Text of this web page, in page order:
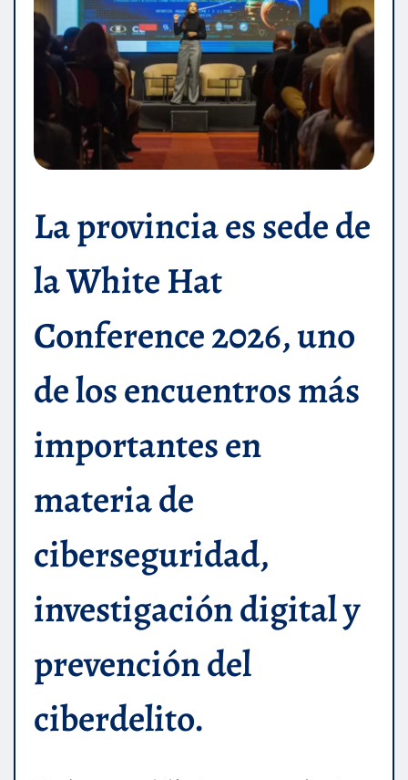
La provincia es sede de
la White Hat
Conference 2026, uno
de los encuentros más
importantes en
materia de
ciberseguridad,
investigación digital y
prevención del
ciberdelito.